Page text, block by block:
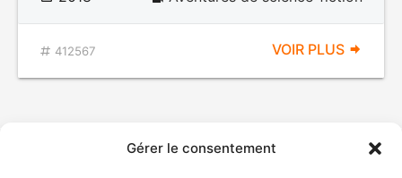
Gérer le consentement
412567 VOIR PLUS